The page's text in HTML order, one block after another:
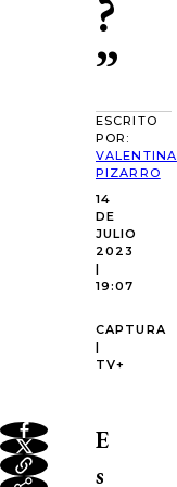
”
ESCRITO
POR:
VALENTINA
PIZARRO
14
DE
JULIO
2023
|
19:07
CAPTURA
|
TV+
E
s